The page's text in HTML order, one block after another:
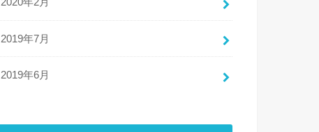
2019年7月
2019年6月